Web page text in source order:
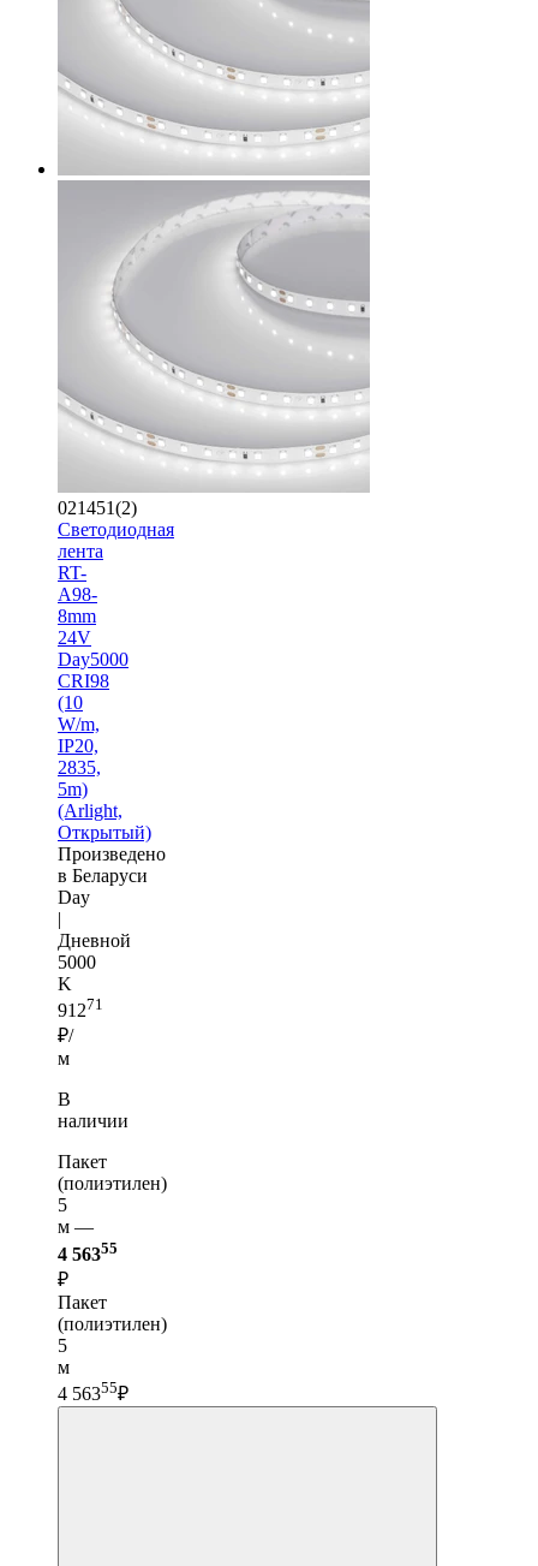
021451(2)
Светодиодная
лента
RT-
A98-
8mm
24V
Day5000
CRI98
(10
W/m,
IP20,
2835,
5m)
(Arlight,
Открытый)
Произведено
в Беларуси
Day
|
Дневной
5000
K
91271
₽/
м
В
наличии
Пакет
(полиэтилен)
5
м —
4 56355
₽
Пакет
(полиэтилен)
5
м
4 56355₽